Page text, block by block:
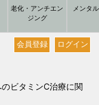
老化・アンチエン
ジング
メンタ
ログイン
会員登録
ビタミンC治療に関